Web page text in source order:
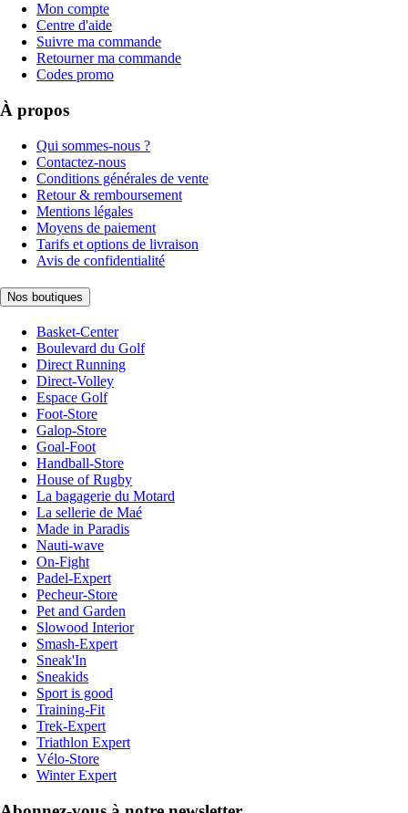
Mon compte
Centre d'aide
Suivre ma commande
Retourner ma commande
Codes promo
À propos
Qui sommes-nous ?
Contactez-nous
Conditions générales de vente
Retour & remboursement
Mentions légales
Moyens de paiement
Tarifs et options de livraison
Avis de confidentialité
Nos boutiques
Basket-Center
Boulevard du Golf
Direct Running
Direct-Volley
Espace Golf
Foot-Store
Galop-Store
Goal-Foot
Handball-Store
House of Rugby
La bagagerie du Motard
La sellerie de Maé
Made in Paradis
Nauti-wave
On-Fight
Padel-Expert
Pecheur-Store
Pet and Garden
Slowood Interior
Smash-Expert
Sneak'In
Sneakids
Sport is good
Training-Fit
Trek-Expert
Triathlon Expert
Vélo-Store
Winter Expert